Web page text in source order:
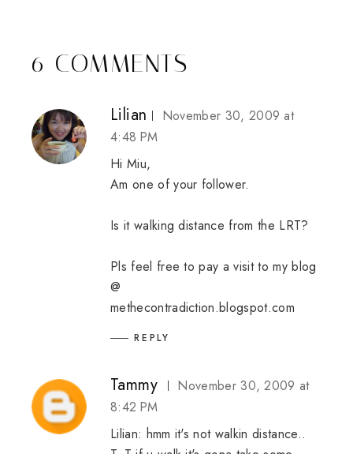
6 COMMENTS
Lilian
November 30, 2009 at
4:48 PM
Hi Miu,
Am one of your follower.
Is it walking distance from the LRT?
Pls feel free to pay a visit to my blog
@
methecontradiction.blogspot.com
REPLY
Tammy
November 30, 2009 at
8:42 PM
Lilian: hmm it's not walkin distance..